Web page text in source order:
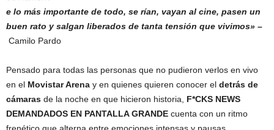
e lo más importante de todo, se rían, vayan al cine, pasen un
buen rato y salgan liberados de tanta tensión que vivimos» –
Camilo Pardo
Pensado para todas las personas que no pudieron verlos en vivo
en el Movistar Arena y en quienes quieren conocer el detrás de
cámaras de la noche en que hicieron historia, F*CKS NEWS
DEMANDADOS EN PANTALLA GRANDE cuenta con un ritmo